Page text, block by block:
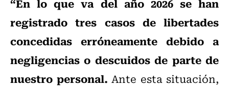
registrado tres casos de libertades
concedidas erróneamente debido a
negligencias o descuidos de parte de
nuestro personal. Ante esta situación,